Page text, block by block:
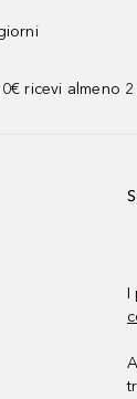
ricevi almeno
I